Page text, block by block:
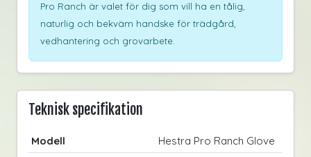
Pro Ranch är valet för dig som vill ha en tålig,
naturlig och bekväm handske för trädgård,
vedhantering och grovarbete.
Teknisk specifikation
Modell
Hestra Pro Ranch Glove